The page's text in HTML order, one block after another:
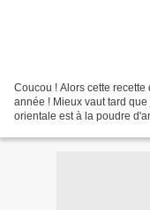
Coucou ! Alors cette
année ! Mieux vaut tard
orientale est à la poudre